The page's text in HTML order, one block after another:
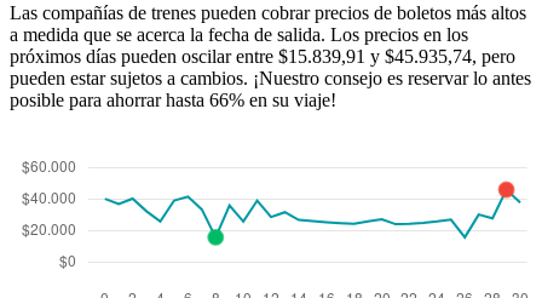
Las compañías de trenes pueden cobrar precios de boletos más altos
a medida que se acerca la fecha de salida. Los precios en los
próximos días pueden oscilar entre $15.839,91 y $45.935,74, pero
pueden estar sujetos a cambios. ¡Nuestro consejo es reservar lo antes
posible para ahorrar hasta 66% en su viaje!